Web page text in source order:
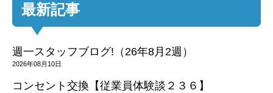
最新記事
週一スタッフブログ!（26年8月2週）
2026年08月10日
コンセント交換【従業員体験談２３６】